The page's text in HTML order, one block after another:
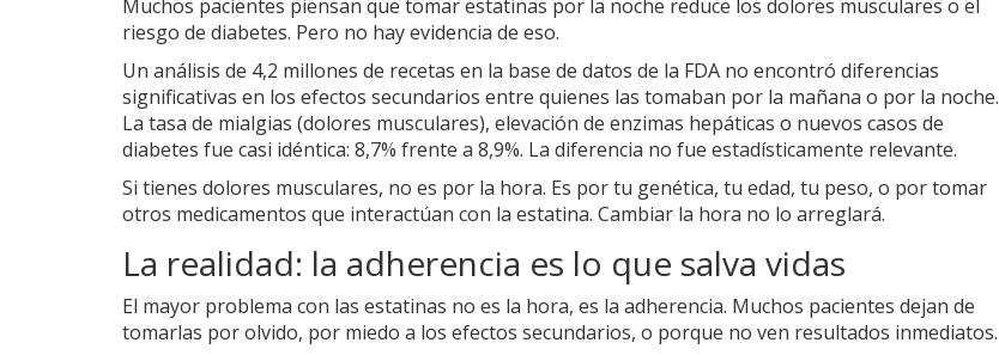
Muchos pacientes piensan que tomar estatinas por la noche reduce los dolores musculares o el
riesgo de diabetes. Pero no hay evidencia de eso.
Un análisis de 4,2 millones de recetas en la base de datos de la FDA no encontró diferencias
significativas en los efectos secundarios entre quienes las tomaban por la mañana o por la noche.
La tasa de mialgias (dolores musculares), elevación de enzimas hepáticas o nuevos casos de
diabetes fue casi idéntica: 8,7% frente a 8,9%. La diferencia no fue estadísticamente relevante.
Si tienes dolores musculares, no es por la hora. Es por tu genética, tu edad, tu peso, o por tomar
otros medicamentos que interactúan con la estatina. Cambiar la hora no lo arreglará.
La realidad: la adherencia es lo que salva vidas
El mayor problema con las estatinas no es la hora, es la adherencia. Muchos pacientes dejan de
tomarlas por olvido, por miedo a los efectos secundarios, o porque no ven resultados inmediatos.